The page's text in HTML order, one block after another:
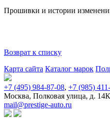
Прошивки и истории
Возврат к списку
Карта сайта Каталог марок
+7 (495) 984-87-08, +7 (985)
Москва, Полковая улица, д.
mail@prestige-auto.ru